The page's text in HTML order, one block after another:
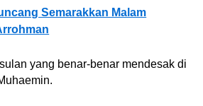
Semarakkan Malam
yang benar-benar mendesak di